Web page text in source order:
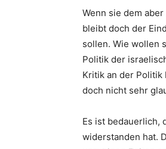
Wenn sie dem
bleibt doch der
sollen. Wie wollen
Politik der
Kritik an der Politik
doch nicht sehr
Es ist bedauerlich,
widerstanden hat.